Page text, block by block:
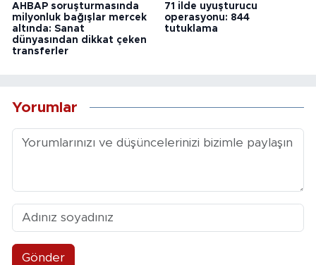
AHBAP soruşturmasında
milyonluk bağışlar mercek
altında: Sanat
dünyasından dikkat çeken
transferler
71 ilde uyuşturucu
operasyonu: 844
tutuklama
Yorumlar
Gönder